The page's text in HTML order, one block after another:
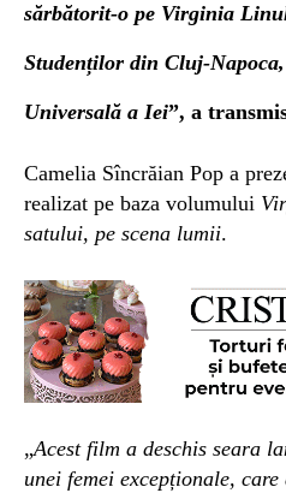
sărbătorit-o pe Virginia
Studenților din Cluj-
Universală a Iei”, a
Camelia Sîncrăian Pop a
realizat pe baza volumului
satului, pe scena lumii.
„Acest film a deschis seara
unei femei excepționale,